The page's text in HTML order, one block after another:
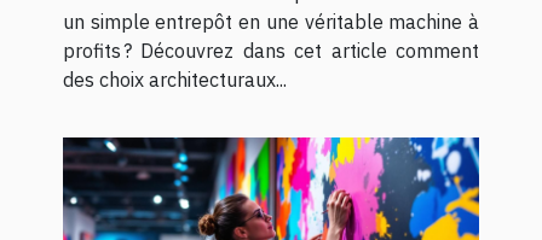
un simple entrepôt en une véritable machine à
profits ? Découvrez dans cet article comment
des choix architecturaux...